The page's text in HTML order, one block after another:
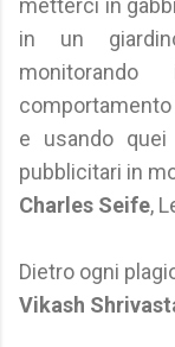
metterci in
in un
comportamento
e usando
pubblicitari in
Charles Seife,
Dietro ogni
Vikash